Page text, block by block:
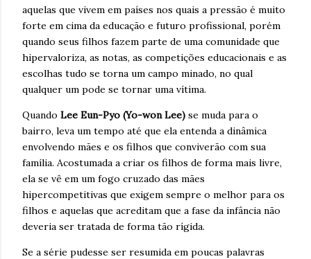
aquelas que vivem em países nos quais a pressão é muito
forte em cima da educação e futuro profissional, porém
quando seus filhos fazem parte de uma comunidade que
hipervaloriza, as notas, as competições educacionais e as
escolhas tudo se torna um campo minado, no qual
qualquer um pode se tornar uma vítima.
Quando Lee Eun-Pyo (Yo-won Lee) se muda para o
bairro, leva um tempo até que ela entenda a dinâmica
envolvendo mães e os filhos que conviverão com sua
família. Acostumada a criar os filhos de forma mais livre,
ela se vê em um fogo cruzado das mães
hipercompetitivas que exigem sempre o melhor para os
filhos e aquelas que acreditam que a fase da infância não
deveria ser tratada de forma tão rígida.
Se a série pudesse ser resumida em poucas palavras